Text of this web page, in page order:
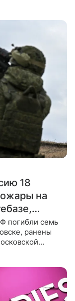
18
на
погибли семь
ранены